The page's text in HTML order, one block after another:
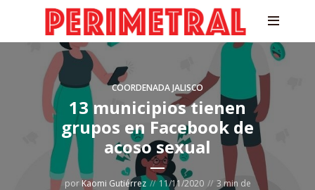
COORDENADA JALISCO
13 municipios tienen
grupos en Facebook de
acoso sexual
porKaomi Gutiérrez 11/11/2020
3 min de